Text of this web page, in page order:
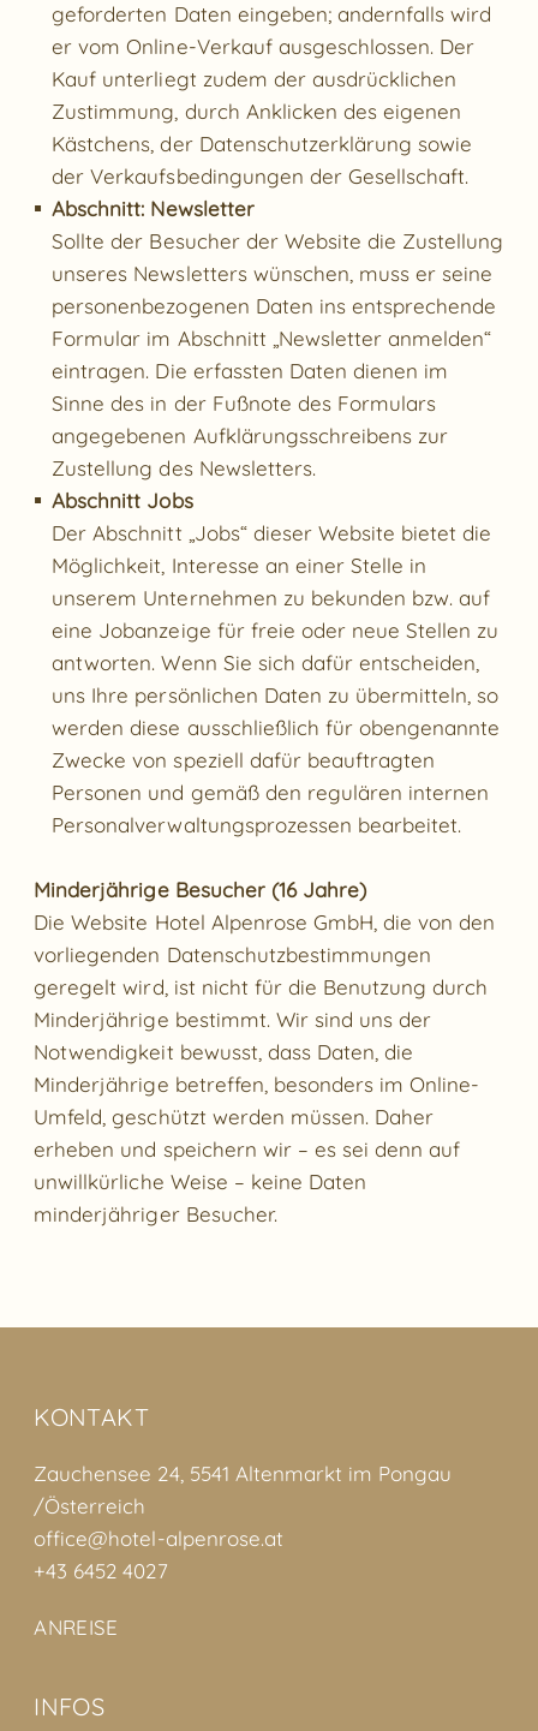
geforderten Daten eingeben; andernfalls wird
er vom Online-Verkauf ausgeschlossen. Der
Kauf unterliegt zudem der ausdrücklichen
Zustimmung, durch Anklicken des eigenen
Kästchens, der Datenschutzerklärung sowie
der Verkaufsbedingungen der Gesellschaft.
Abschnitt: Newsletter
Sollte der Besucher der Website die Zustellung
unseres Newsletters wünschen, muss er seine
personenbezogenen Daten ins entsprechende
Formular im Abschnitt „Newsletter anmelden“
eintragen. Die erfassten Daten dienen im
Sinne des in der Fußnote des Formulars
angegebenen Aufklärungsschreibens zur
Zustellung des Newsletters.
Abschnitt Jobs
Der Abschnitt „Jobs“ dieser Website bietet die
Möglichkeit, Interesse an einer Stelle in
unserem Unternehmen zu bekunden bzw. auf
eine Jobanzeige für freie oder neue Stellen zu
antworten. Wenn Sie sich dafür entscheiden,
uns Ihre persönlichen Daten zu übermitteln, so
werden diese ausschließlich für obengenannte
Zwecke von speziell dafür beauftragten
Personen und gemäß den regulären internen
Personalverwaltungsprozessen bearbeitet.
Minderjährige Besucher (16 Jahre)
Die Website Hotel Alpenrose GmbH, die von den
vorliegenden Datenschutzbestimmungen
geregelt wird, ist nicht für die Benutzung durch
Minderjährige bestimmt. Wir sind uns der
Notwendigkeit bewusst, dass Daten, die
Minderjährige betreffen, besonders im Online-
Umfeld, geschützt werden müssen. Daher
erheben und speichern wir – es sei denn auf
unwillkürliche Weise – keine Daten
minderjähriger Besucher.
KONTAKT
Zauchensee 24, 5541 Altenmarkt im Pongau
/Österreich
office@hotel-alpenrose.at
+43 6452 4027
ANREISE
INFOS